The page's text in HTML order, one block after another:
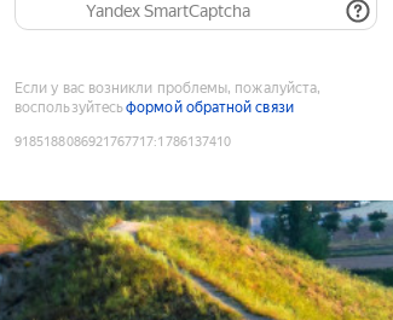
Yandex SmartCaptcha
Если у вас возникли проблемы, пожалуйста,
воспользуйтесьформой обратной связи
9185188086921767717:1786137410